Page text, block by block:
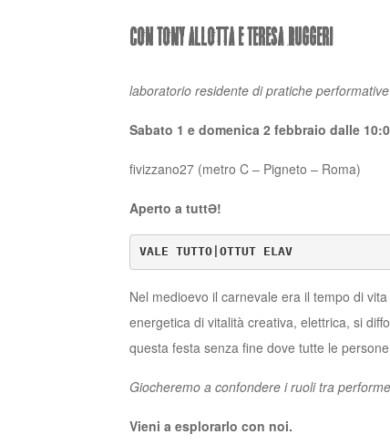
con Tony Allotta e Teresa Ruggeri
laboratorio residente di pratiche performative
Sabato 1 e domenica 2 febbraio dalle
fivizzano27 (metro C – Pigneto – Roma)
Aperto a tuttƏ!
VALE TUTTO|OTTUT ELAV
Nel medioevo il carnevale era il tempo di
energetica di vitalità creativa, elettrica, si
questa festa senza fine dove tutte le
Giocheremo a confondere i ruoli tra
Vieni a esplorarlo con noi.